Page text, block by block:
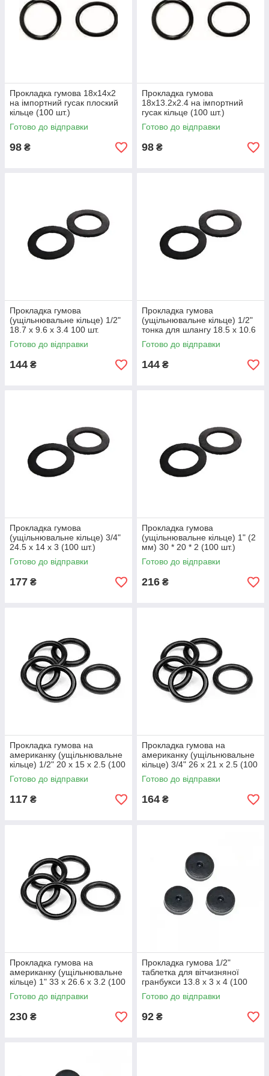
Прокладка гумова 18х14х2
на імпортний гусак плоский
кільце (100 шт.)
Готово до відправки
98 ₴
Прокладка гумова
18х13.2х2.4 на імпортний
гусак кільце (100 шт.)
Готово до відправки
98 ₴
Прокладка гумова
(ущільнювальне кільце) 1/2"
18.7 х 9.6 х 3.4 100 шт.
Готово до відправки
144 ₴
Прокладка гумова
(ущільнювальне кільце) 1/2"
тонка для шлангу 18.5 х 10.6
х 2 (100 шт.)
Готово до відправки
144 ₴
Прокладка гумова
(ущільнювальне кільце) 3/4"
24.5 х 14 х 3 (100 шт.)
Готово до відправки
177 ₴
Прокладка гумова
(ущільнювальне кільце) 1" (2
мм) 30 * 20 * 2 (100 шт.)
Готово до відправки
216 ₴
Прокладка гумова на
американку (ущільнювальне
кільце) 1/2" 20 х 15 х 2.5 (100
шт.)
Готово до відправки
117 ₴
Прокладка гумова на
американку (ущільнювальне
кільце) 3/4" 26 х 21 х 2.5 (100
шт.)
Готово до відправки
164 ₴
Прокладка гумова на
американку (ущільнювальне
кільце) 1" 33 х 26.6 х 3.2 (100
шт.)
Готово до відправки
230 ₴
Прокладка гумова 1/2"
таблетка для вітчизняної
гранбукси 13.8 х 3 х 4 (100
шт.)
Готово до відправки
92 ₴